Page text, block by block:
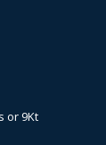
or 9Kt